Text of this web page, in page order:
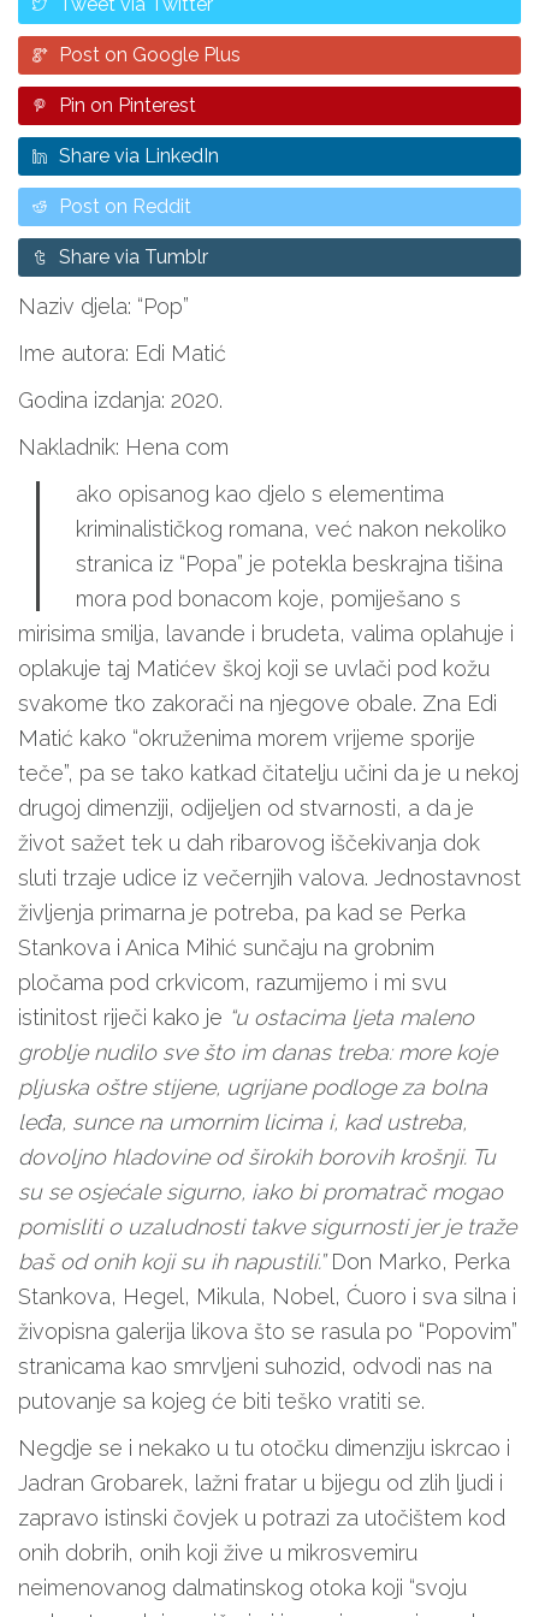
Tweet via Twitter
Post on Google Plus
Pin on Pinterest
Share via LinkedIn
Post on Reddit
Share via Tumblr
Naziv djela: “Pop”
Ime autora: Edi Matić
Godina izdanja: 2020.
Nakladnik: Hena com
I
ako opisanog kao djelo s elementima
kriminalističkog romana, već nakon nekoliko
stranica iz “Popa” je potekla beskrajna tišina
mora pod bonacom koje, pomiješano s
mirisima smilja, lavande i brudeta, valima oplahuje i
oplakuje taj Matićev škoj koji se uvlači pod kožu
svakome tko zakorači na njegove obale. Zna Edi
Matić kako “okruženima morem vrijeme sporije
teče”, pa se tako katkad čitatelju učini da je u nekoj
drugoj dimenziji, odijeljen od stvarnosti, a da je
život sažet tek u dah ribarovog iščekivanja dok
sluti trzaje udice iz večernjih valova. Jednostavnost
življenja primarna je potreba, pa kad se Perka
Stankova i Anica Mihić sunčaju na grobnim
pločama pod crkvicom, razumijemo i mi svu
istinitost riječi kako je “u ostacima ljeta maleno
groblje nudilo sve što im danas treba: more koje
pljuska oštre stijene, ugrijane podloge za bolna
leđa, sunce na umornim licima i, kad ustreba,
dovoljno hladovine od širokih borovih krošnji. Tu
su se osjećale sigurno, iako bi promatrač mogao
pomisliti o uzaludnosti takve sigurnosti jer je traže
baš od onih koji su ih napustili.”Don Marko, Perka
Stankova, Hegel, Mikula, Nobel, Ćuoro i sva silna i
živopisna galerija likova što se rasula po “Popovim”
stranicama kao smrvljeni suhozid, odvodi nas na
putovanje sa kojeg će biti teško vratiti se.
Negdje se i nekako u tu otočku dimenziju iskrcao i
Jadran Grobarek, lažni fratar u bijegu od zlih ljudi i
zapravo istinski čovjek u potrazi za utočištem kod
onih dobrih, onih koji žive u mikrosvemiru
neimenovanog dalmatinskog otoka koji “svoju